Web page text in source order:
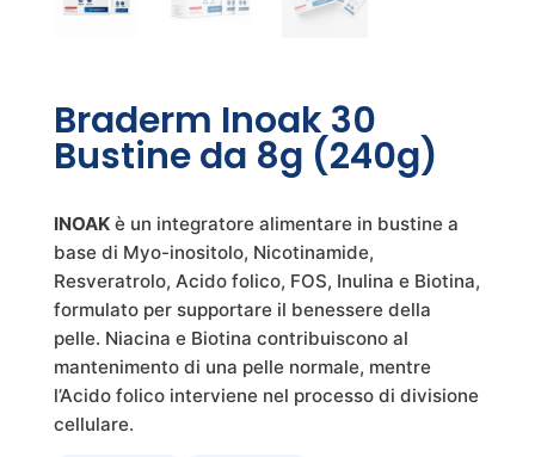
Braderm Inoak 30
Bustine da 8g (240g)
INOAKè un integratore alimentare in bustine a
base di Myo-inositolo, Nicotinamide,
Resveratrolo, Acido folico, FOS, Inulina e Biotina,
formulato per supportare il benessere della
pelle. Niacina e Biotina contribuiscono al
mantenimento di una pelle normale, mentre
l’Acido folico interviene nel processo di divisione
cellulare.